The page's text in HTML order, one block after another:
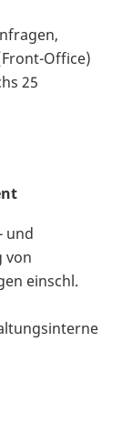
Office)
25
und
von
einschl.